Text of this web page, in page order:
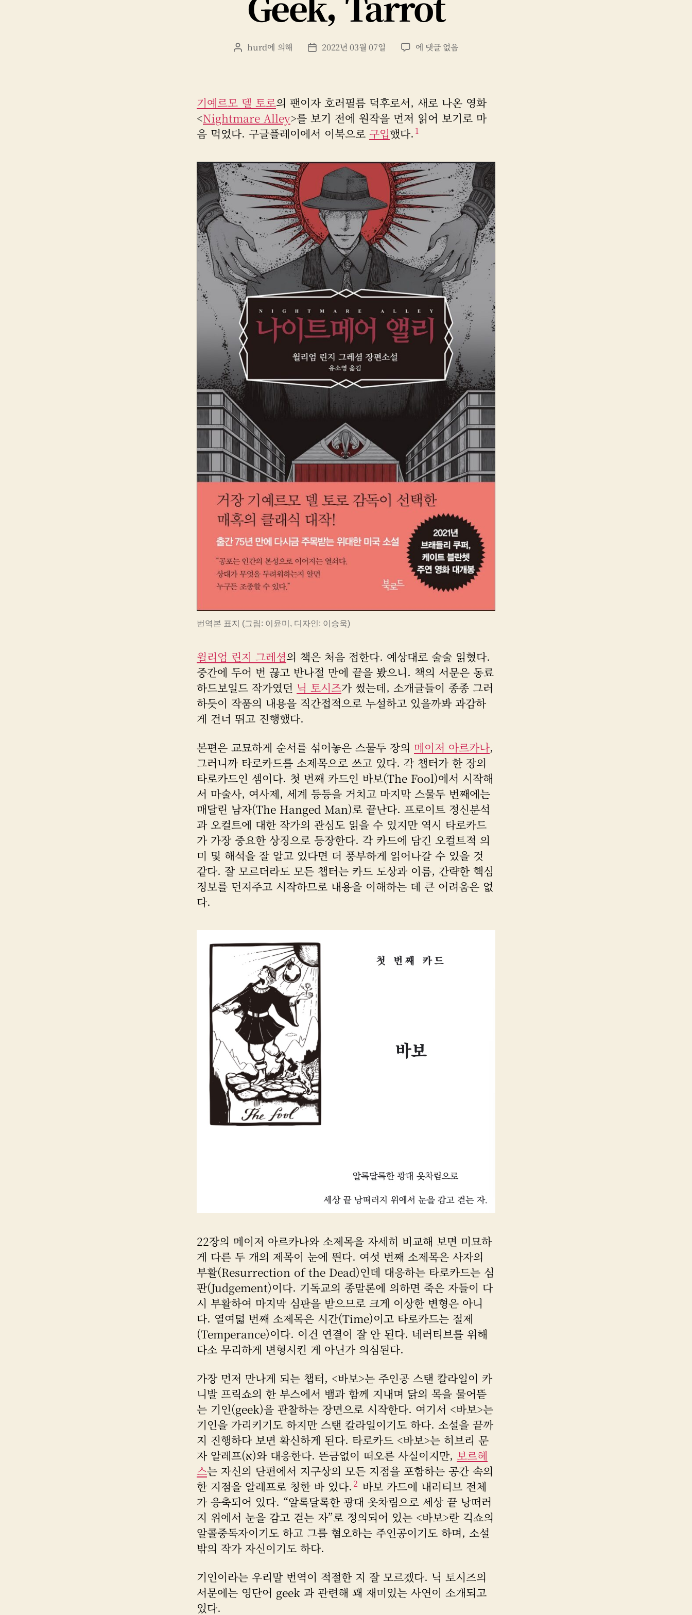
게
성
자
hurd에 의해
게
짜
2022년 03월 07일
Geek,
에 댓글 없음
기예르모 델 토로의 팬이자 호러필름 덕후로서, 새로 나온 영화
<Nightmare Alley>를 보기 전에 원작을 먼저 읽어 보기로 마
음 먹었다. 구글플레이에서 이북으로 구입했다. 1
번역본 표지 (그림: 이윤미, 디자인: 이승욱)
윌리엄 린지 그레셤의 책은 처음 접한다. 예상대로 술술 읽혔다.
중간에 두어 번 끊고 반나절 만에 끝을 봤으니. 책의 서문은 동료
하드보일드 작가였던 닉 토시즈가 썼는데, 소개글들이 종종 그러
하듯이 작품의 내용을 직간접적으로 누설하고 있을까봐 과감하
게 건너 뛰고 진행했다.
본편은 교묘하게 순서를 섞어놓은 스물두 장의 메이저 아르카나,
그러니까 타로카드를 소제목으로 쓰고 있다. 각 챕터가 한 장의
타로카드인 셈이다. 첫 번째 카드인 바보(The Fool)에서 시작해
서 마술사, 여사제, 세계 등등을 거치고 마지막 스물두 번째에는
매달린 남자(The Hanged Man)로 끝난다. 프로이트 정신분석
과 오컬트에 대한 작가의 관심도 읽을 수 있지만 역시 타로카드
가 가장 중요한 상징으로 등장한다. 각 카드에 담긴 오컬트적 의
미 및 해석을 잘 알고 있다면 더 풍부하게 읽어나갈 수 있을 것
같다. 잘 모르더라도 모든 챕터는 카드 도상과 이름, 간략한 핵심
정보를 던져주고 시작하므로 내용을 이해하는 데 큰 어려움은 없
다.
22장의 메이저 아르카나와 소제목을 자세히 비교해 보면 미묘하
게 다른 두 개의 제목이 눈에 띈다. 여섯 번째 소제목은 사자의
부활(Resurrection of the Dead)인데 대응하는 타로카드는 심
판(Judgement)이다. 기독교의 종말론에 의하면 죽은 자들이 다
시 부활하여 마지막 심판을 받으므로 크게 이상한 변형은 아니
다. 열여덟 번째 소제목은 시간(Time)이고 타로카드는 절제
(Temperance)이다. 이건 연결이 잘 안 된다. 네러티브를 위해
다소 무리하게 변형시킨 게 아닌가 의심된다.
가장 먼저 만나게 되는 챕터, <바보>는 주인공 스탠 칼라일이 카
니발 프릭쇼의 한 부스에서 뱀과 함께 지내며 닭의 목을 물어뜯
는 기인(geek)을 관찰하는 장면으로 시작한다. 여기서 <바보>는
기인을 가리키기도 하지만 스탠 칼라일이기도 하다. 소설을 끝까
지 진행하다 보면 확신하게 된다. 타로카드 <바보>는 히브리 문
자 알레프(א)와 대응한다. 뜬금없이 떠오른 사실이지만, 보르헤
스는 자신의 단편에서 지구상의 모든 지점을 포함하는 공간 속의
한 지점을 알레프로 칭한 바 있다. 2 바보 카드에 내러티브 전체
가 응축되어 있다. “알록달록한 광대 옷차림으로 세상 끝 낭떠러
지 위에서 눈을 감고 걷는 자”로 정의되어 있는 <바보>란 긱쇼의
알콜중독자이기도 하고 그를 혐오하는 주인공이기도 하며, 소설
밖의 작가 자신이기도 하다.
기인이라는 우리말 번역이 적절한 지 잘 모르겠다. 닉 토시즈의
서문에는 영단어 geek 과 관련해 꽤 재미있는 사연이 소개되고
있다.